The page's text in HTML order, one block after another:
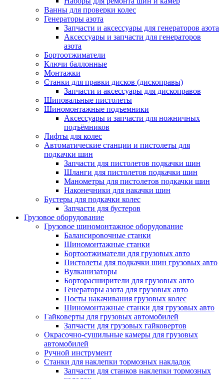
Ванны для проверки колес
Генераторы азота
Запчасти и аксессуары для генераторов азота
Аксессуары и запчасти для генераторов
азота
Бортоотжиматели
Ключи баллонные
Монтажки
Станки для правки дисков (дископравы)
Запчасти и аксессуары для дископравов
Шиповальные пистолеты
Шиномонтажные подъемники
Аксессуары и запчасти для ножничных
подъёмников
Лифты для колес
Автоматические станции и пистолеты для
подкачки шин
Запчасти для пистолетов подкачки шин
Шланги для пистолетов подкачки шин
Манометры для пистолетов подкачки шин
Наконечники для накачки шин
Бустеры для подкачки колес
Запчасти для бустеров
Грузовое оборудование
Грузовое шиномонтажное оборудование
Балансировочные станки
Шиномонтажные станки
Бортоотжиматели для грузовых авто
Пистолеты для подкачки шин грузовых авто
Вулканизаторы
Борторасширители для грузовых авто
Генераторы азота для грузовых авто
Посты накачивания грузовых колес
Шиномонтажные станки для грузовых авто
Гайковерты для грузовых автомобилей
Запчасти для грузовых гайковертов
Окрасочно-сушильные камеры для грузовых
автомобилей
Ручной инструмент
Станки для наклепки тормозных накладок
Запчасти для станков наклепки тормозных